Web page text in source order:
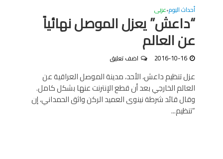
أحداث اليوم•عربى
“داعش” يعزل الموصل نهائياً
عن العالم
2016-10-16 اضف تعليق
عزل تنظيم داعش، الأحد، مدينة الموصل العراقية عن
العالم الخارجي بعد أن قطع الإنترنت عنها بشكل كامل.
وقال قائد شرطة نينوى العميد الركن واثق الحمداني، إن
“تنظيم...